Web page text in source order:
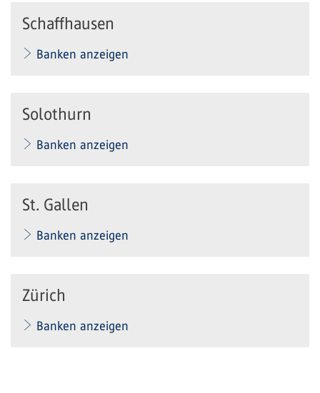
Schaffhausen
Banken anzeigen
Solothurn
Banken anzeigen
St. Gallen
Banken anzeigen
Zürich
Banken anzeigen